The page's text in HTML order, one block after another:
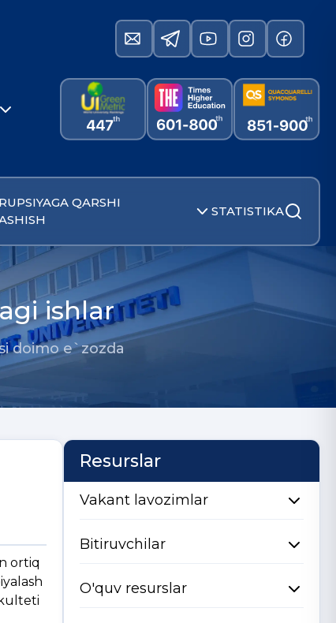
QARSHI
STATISTIKA
ishlar
doimo e`zozda
ortiq
Resurslar
Vakant lavozimlar
Bitiruvchilar
O'quv resurslar